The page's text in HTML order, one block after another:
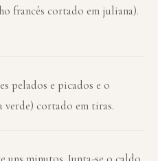
francês cortado em juliana).
pelados e picados e o
verde) cortado em tiras.